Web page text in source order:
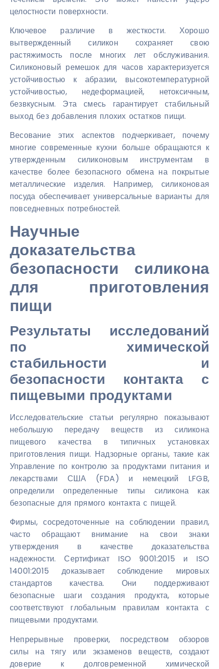
целостности поверхности.
Ключевое различие в жесткости. Хорошо
вытвержденный силикон сохраняет свою
растяжимость после многих лет обслуживания.
Силиконовый ремешок для часов характеризуется
устойчивостью к абразии, высокотемпературной
устойчивостью, недеформацией, нетоксичным,
безвкусным. Эта смесь гарантирует стабильный
выход без добавления плохих остатков пищи.
Весование этих аспектов подчеркивает, почему
многие современные кухни больше обращаются к
утвержденным силиконовым инструментам в
качестве более безопасного обмена на покрытые
металлические изделия. Например, силиконовая
посуда обеспечивает универсальные варианты для
повседневных потребностей.
Научные
доказательства
безопасности силикона
для приготовления
пищи
Результаты исследований
по химической
стабильности и
безопасности контакта с
пищевыми продуктами
Исследовательские статьи регулярно показывают
небольшую передачу веществ из силикона
пищевого качества в типичных установках
приготовления пищи. Надзорные органы, такие как
Управление по контролю за продуктами питания и
лекарствами США (FDA) и немецкий LFGB,
определили определенные типы силикона как
безопасные для прямого контакта с пищей.
Фирмы, сосредоточенные на соблюдении правил,
часто обращают внимание на свои знаки
утверждения в качестве доказательства
надежности. Сертификат ISO 9001:2015 и ISO
14001:2015 доказывает соблюдение мировых
стандартов качества. Они поддерживают
безопасные шаги создания продукта, которые
соответствуют глобальным правилам контакта с
пищевыми продуктами.
Непрерывные проверки, посредством обзоров
силы на тягу или экзаменов веществ, создают
доверие к долговременной химической